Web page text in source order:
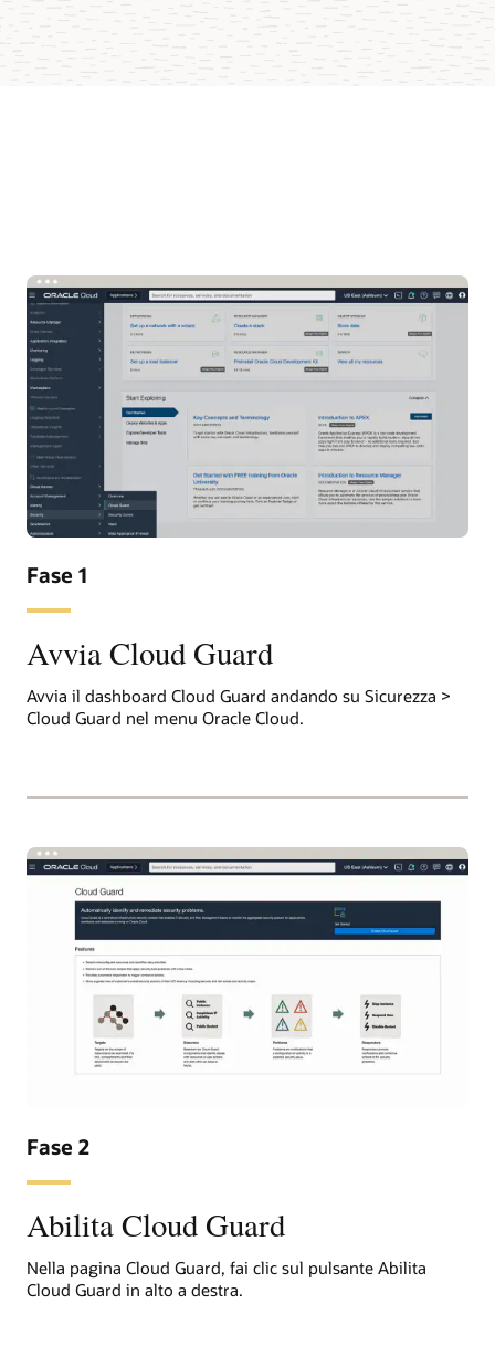
Fase 1
Avvia Cloud Guard
Avvia il dashboard Cloud Guard andando su Sicurezza >
Cloud Guard nel menu Oracle Cloud.
Fase 2
Abilita Cloud Guard
Nella pagina Cloud Guard, fai clic sul pulsante Abilita
Cloud Guard in alto a destra.